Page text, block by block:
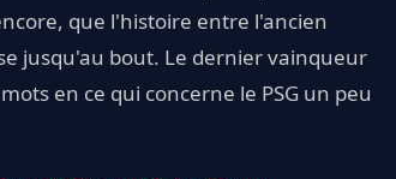
que l'histoire entre l'ancien
jusqu'au bout. Le dernier vainqueur
en ce qui concerne le PSG un peu